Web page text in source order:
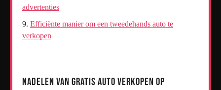
advertenties
Efficiënte manier om een tweedehands auto te
verkopen
Nadelen van Gratis Auto Verkopen op